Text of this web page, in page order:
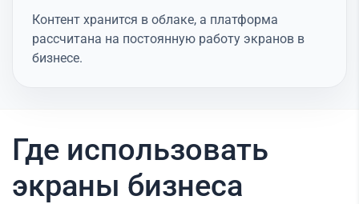
Контент хранится в облаке, а платформа
рассчитана на постоянную работу экранов в
бизнесе.
Где использовать
экраны бизнеса